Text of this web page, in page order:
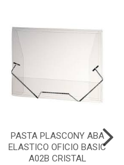
PASTA PLASCONY ABA
ELASTICO OFICIO BASIC
A02B CRISTAL